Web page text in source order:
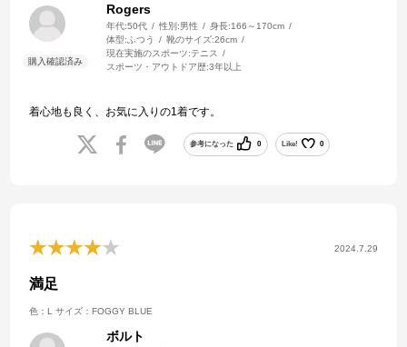
Rogers
年代:50代 性別:男性 身長:166～170cm
体型: ふつう 靴のサイズ:26cm
現在実施のスポーツ:テニス
スポーツ・アウトドア歴:3年以上
着心地も良く、お気に入りの1着です。
参考になった 0 Like! 0
2024.7.29
満足
色：L サイズ：FOGGY BLUE
ボルト